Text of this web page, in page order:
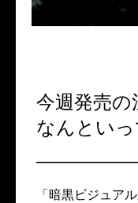
今週発売
なんといっ
「暗黒ビジュア